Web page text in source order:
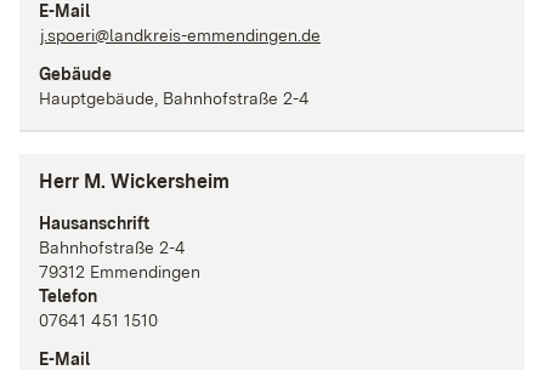
E-Mail
j.spoeri@landkreis-emmendingen.de
Gebäude
Hauptgebäude, Bahnhofstraße 2-4
Herr M. Wickersheim
Hausanschrift
Bahnhofstraße 2-4
79312 Emmendingen
Telefon
07641 451 1510
E-Mail